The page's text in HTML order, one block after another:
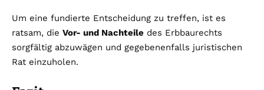
Um eine fundierte Entscheidung zu treffen, ist es
ratsam, die Vor- und Nachteile des Erbbaurechts
sorgfältig abzuwägen und gegebenenfalls juristischen
Rat einzuholen.